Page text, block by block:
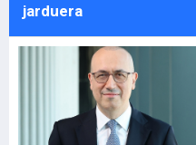
jarduera